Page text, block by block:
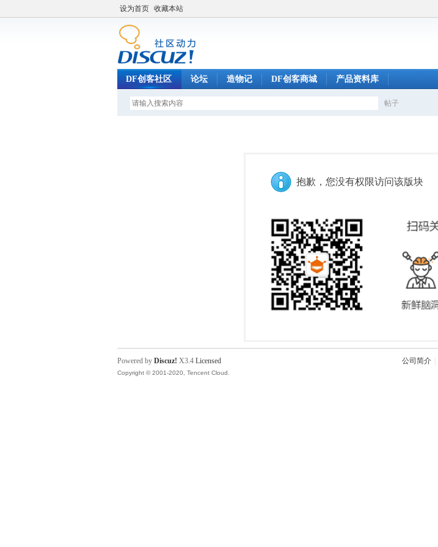
设为首页 收藏本站
DF创客社区 论坛 造物记 DF创客商城 产品资料库
帖子
抱歉，您没有权限访问该版块
公司简介
Powered by Discuz! X3.4 Licensed
Copyright © 2001-2020, Tencent Cloud.